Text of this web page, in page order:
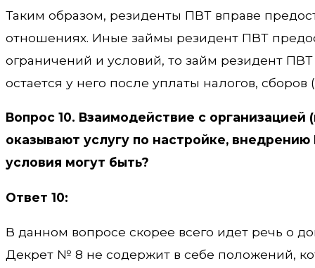
Таким образом, резиденты ПВТ вправе
отношениях. Иные займы резидент ПВТ
ограничений и условий, то займ резидент
остается у него после уплаты налогов,
Вопрос 10. Взаимодействие с
оказывают услугу по настройке,
условия могут быть?
Ответ 10:
В данном вопросе скорее всего идет речь о
Декрет № 8 не содержит в себе положений,